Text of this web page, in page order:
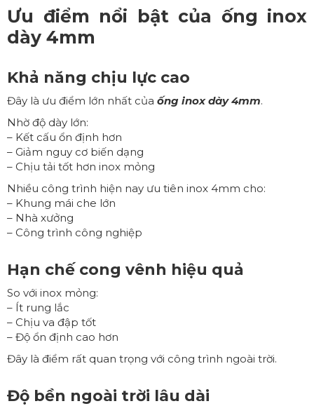
Ưu điểm nổi bật của ống inox
dày 4mm
Khả năng chịu lực cao
Đây là ưu điểm lớn nhất của ống inox dày 4mm.
Nhờ độ dày lớn:
– Kết cấu ổn định hơn
– Giảm nguy cơ biến dạng
– Chịu tải tốt hơn inox mỏng
Nhiều công trình hiện nay ưu tiên inox 4mm cho:
– Khung mái che lớn
– Nhà xưởng
– Công trình công nghiệp
Hạn chế cong vênh hiệu quả
So với inox mỏng:
– Ít rung lắc
– Chịu va đập tốt
– Độ ổn định cao hơn
Đây là điểm rất quan trọng với công trình ngoài trời.
Độ bền ngoài trời lâu dài